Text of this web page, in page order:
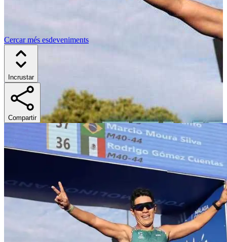
Cercar més esdeveniments
Incrustar
Compartir